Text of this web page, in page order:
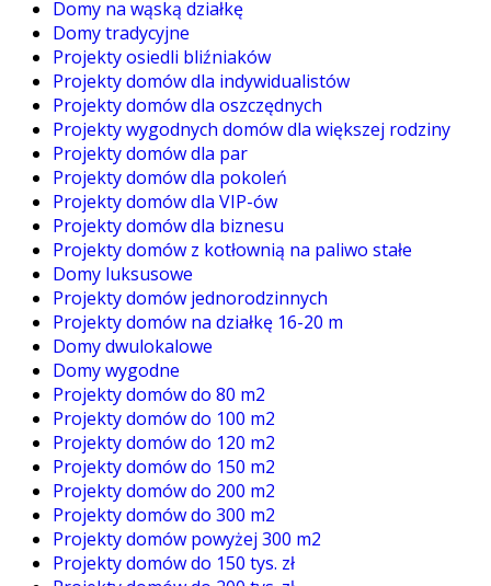
Domy na wąską działkę
Domy tradycyjne
Projekty osiedli bliźniaków
Projekty domów dla indywidualistów
Projekty domów dla oszczędnych
Projekty wygodnych domów dla większej rodziny
Projekty domów dla par
Projekty domów dla pokoleń
Projekty domów dla VIP-ów
Projekty domów dla biznesu
Projekty domów z kotłownią na paliwo stałe
Domy luksusowe
Projekty domów jednorodzinnych
Projekty domów na działkę 16-20 m
Domy dwulokalowe
Domy wygodne
Projekty domów do 80 m2
Projekty domów do 100 m2
Projekty domów do 120 m2
Projekty domów do 150 m2
Projekty domów do 200 m2
Projekty domów do 300 m2
Projekty domów powyżej 300 m2
Projekty domów do 150 tys. zł